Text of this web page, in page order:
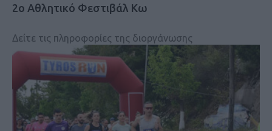
2ο Αθλητικό Φεστιβάλ Κω
Δείτε τις πληροφορίες της διοργάνωσης